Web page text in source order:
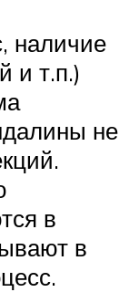
наличие
и т.п.)
не
в
в